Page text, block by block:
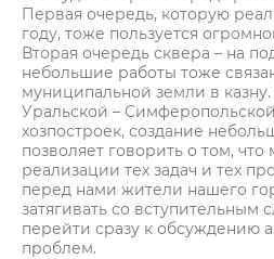
Первая очередь, которую
году, тоже пользуется
Вторая очередь сквера – на
небольшие работы тоже
муниципальной земли в казну.
Уральской –
хозпостроек, создание
позволяет говорить о том,
реализации тех задач и тех
перед нами жители нашего
затягивать со вступительным
перейти сразу к обсуждению
проблем.